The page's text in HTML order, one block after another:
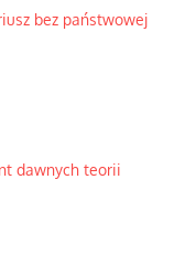
bez państwowej
dawnych teorii